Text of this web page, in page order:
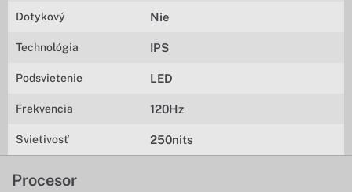
Dotykový Nie
Technológia IPS
Podsvietenie LED
Frekvencia 120Hz
Svietivosť 250nits
Procesor